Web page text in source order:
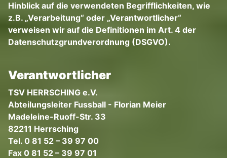
Hinblick auf die verwendeten Begrifflichkeiten, wie
z.B. „Verarbeitung“ oder „Verantwortlicher“
verweisen wir auf die Definitionen im Art. 4 der
Datenschutzgrundverordnung (DSGVO).
Verantwortlicher
TSV HERRSCHING e.V.
Abteilungsleiter Fussball - Florian Meier
Madeleine-Ruoff-Str. 33
82211 Herrsching
Tel. 0 81 52 – 39 97 00
Fax 0 81 52 – 39 97 01